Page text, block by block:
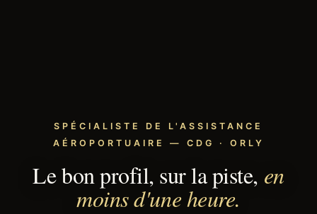
SPÉCIALISTE DE L'ASSISTANCE
AÉROPORTUAIRE — CDG · ORLY
Le bon profil, sur la piste, en
moins d'une heure.